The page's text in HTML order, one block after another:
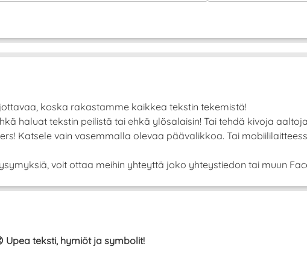
koska rakastamme kaikkea tekstin tekemistä!
haluat tekstin peilistä tai ehkä ylösalaisin! Tai tehdä kivoja
Katsele vain vasemmalla olevaa päävalikkoa. Tai
voit ottaa meihin yhteyttä joko yhteystiedon tai muun
Upea teksti, hymiöt ja symbolit!